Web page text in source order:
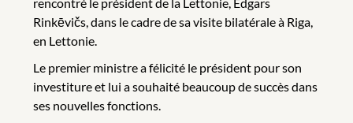
Rinkēvičs, dans le cadre de sa visite bilatérale à Riga,
en Lettonie.
Le premier ministre a félicité le président pour son
investiture et lui a souhaité beaucoup de succès dans
ses nouvelles fonctions.